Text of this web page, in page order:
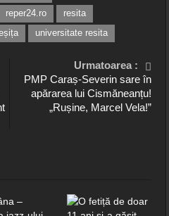
reper24.ro
resita
universitate resita
Urmatoarea :
PMP Caraș-Severin sare în
apărarea lui Cismăneanțu!
„Rușine, Marcel Vela!”